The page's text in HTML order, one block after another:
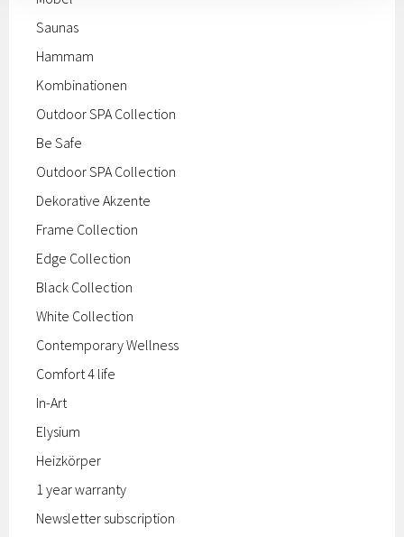
Saunas
Hammam
Kombinationen
Outdoor SPA Collection
Be Safe
Outdoor SPA Collection
Dekorative Akzente
Frame Collection
Edge Collection
Black Collection
White Collection
Contemporary Wellness
Comfort 4 life
In-Art
Elysium
Heizkörper
1 year warranty
Newsletter subscription